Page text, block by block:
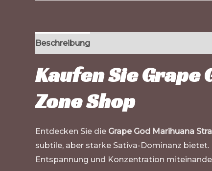
Beschreibung
Kaufen Sie
Zone Shop
Entdecken Sie die Grape God Marihuana
subtile, aber starke Sativa-Dominanz
Entspannung und Konzentration